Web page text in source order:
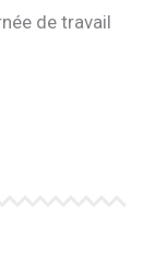
de travail